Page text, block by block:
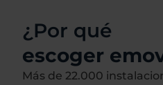
¿Por qué
escoger
Más de 22.000